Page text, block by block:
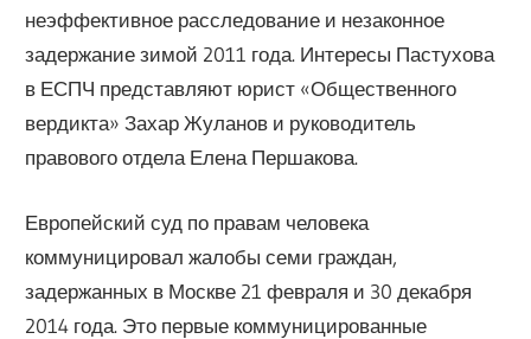
неэффективное расследование и незаконное
задержание зимой 2011 года. Интересы Пастухова
в ЕСПЧ представляют юрист «Общественного
вердикта» Захар Жуланов и руководитель
правового отдела Елена Першакова.
Европейский суд по правам человека
коммуницировал жалобы семи граждан,
задержанных в Москве 21 февраля и 30 декабря
2014 года. Это первые коммуницированные